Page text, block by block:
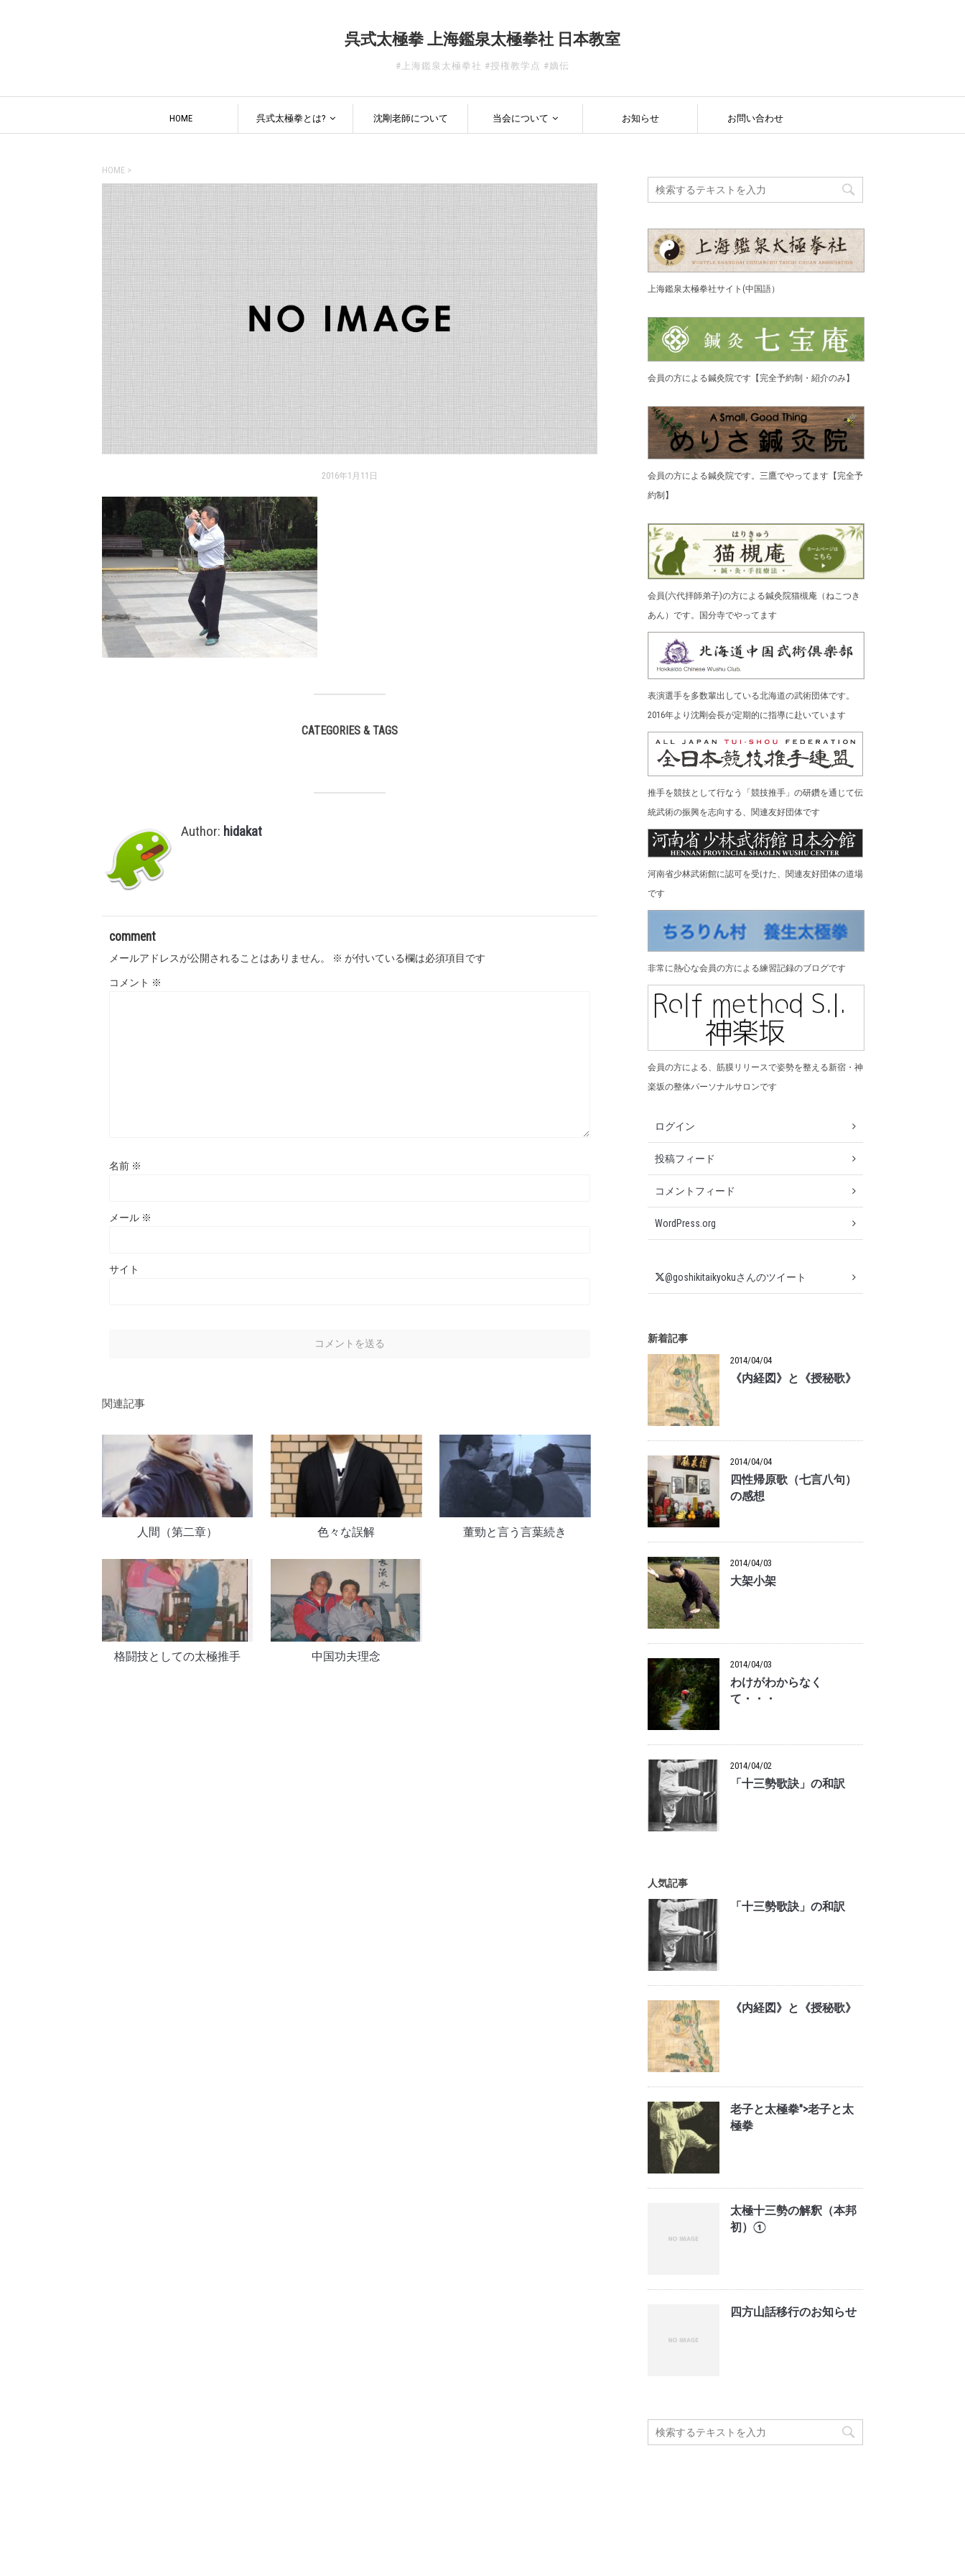
呉式太極拳 上海鑑泉太極拳社 日本教室
#上海鑑泉太極拳社 #授権教学点 #嫡伝
HOME 呉式太極拳とは? 沈剛老師について 当会について お知らせ お問い合わせ
HOME >
2016年1月11日
CATEGORIES & TAGS
Author: hidakat
comment
メールアドレスが公開されることはありません。 ※ が付いている欄は必須項目です
コメント ※
名前 ※
メール ※
サイト
関連記事
人間（第二章） 色々な誤解 董勁と言う言葉続き
格闘技としての太極推手 中国功夫理念
上海鑑泉太極拳社サイト(中国語）
会員の方による鍼灸院です【完全予約制・紹介のみ】
会員の方による鍼灸院です。三鷹でやってます【完全予
約制】
会員(六代拝師弟子)の方による鍼灸院猫槻庵（ねこつき
あん）です。国分寺でやってます
表演選手を多数輩出している北海道の武術団体です。
2016年より沈剛会長が定期的に指導に赴いています
推手を競技として行なう「競技推手」の研鑽を通じて伝
統武術の振興を志向する、関連友好団体です
河南省少林武術館に認可を受けた、関連友好団体の道場
です
非常に熱心な会員の方による練習記録のブログです
会員の方による、筋膜リリースで姿勢を整える新宿・神
楽坂の整体パーソナルサロンです
ログイン
投稿フィード
コメントフィード
WordPress.org
@goshikitaikyokuさんのツイート
新着記事
2014/04/04
《内経図》と《授秘歌》
2014/04/04
四性帰原歌（七言八句）
の感想
2014/04/03
大架小架
2014/04/03
わけがわからなく
て・・・
2014/04/02
「十三勢歌訣」の和訳
人気記事
「十三勢歌訣」の和訳
《内経図》と《授秘歌》
老子と太極拳">老子と太
極拳
太極十三勢の解釈（本邦
初）①
四方山話移行のお知らせ